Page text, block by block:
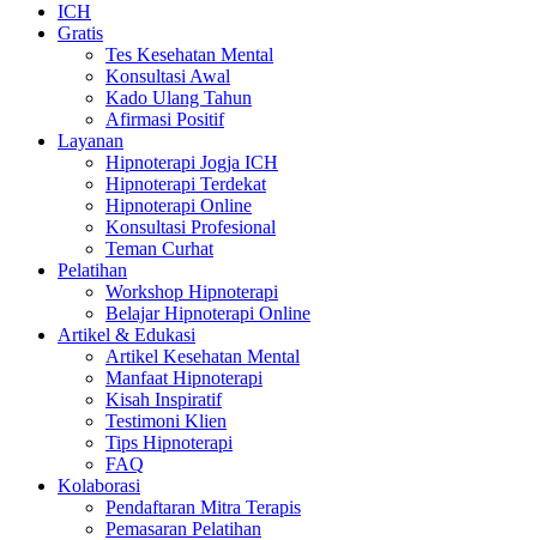
ICH
Gratis
Tes Kesehatan Mental
Konsultasi Awal
Kado Ulang Tahun
Afirmasi Positif
Layanan
Hipnoterapi Jogja ICH
Hipnoterapi Terdekat
Hipnoterapi Online
Konsultasi Profesional
Teman Curhat
Pelatihan
Workshop Hipnoterapi
Belajar Hipnoterapi Online
Artikel & Edukasi
Artikel Kesehatan Mental
Manfaat Hipnoterapi
Kisah Inspiratif
Testimoni Klien
Tips Hipnoterapi
FAQ
Kolaborasi
Pendaftaran Mitra Terapis
Pemasaran Pelatihan